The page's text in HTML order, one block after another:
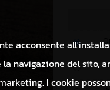
acconsente
navigazione del sito,
I cookie